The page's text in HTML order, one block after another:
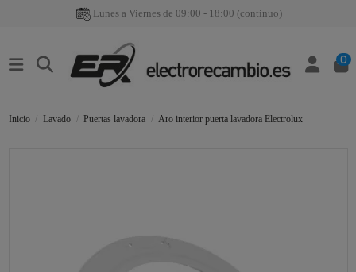
Lunes a Viernes de 09:00 - 18:00 (continuo)
0
Inicio Lavado Puertas lavadora Aro interior puerta lavadora Electrolux